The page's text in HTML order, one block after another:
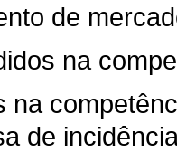
de
na
na
de